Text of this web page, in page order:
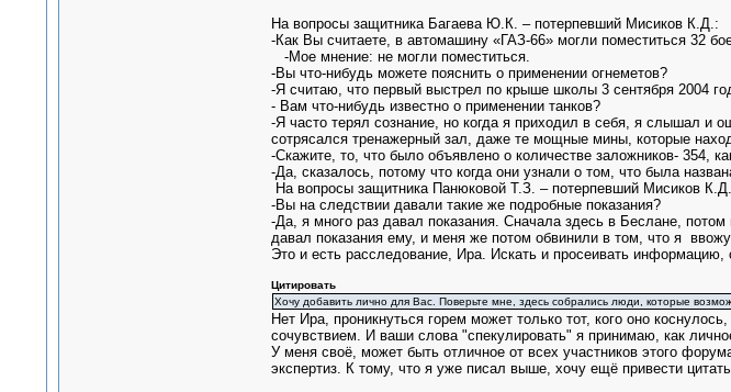
На вопросы защитника Багаева Ю.К. – потерпевший Мисиков К.Д.:
-Как Вы считаете, в автомашину «ГАЗ-66» могли поместиться 32
-Мое мнение: не могли поместиться.
-Вы что-нибудь можете пояснить о применении огнеметов?
-Я считаю, что первый выстрел по крыше школы 3 сентября 2004
- Вам что-нибудь известно о применении танков?
-Я часто терял сознание, но когда я приходил в себя, я слышал и
сотрясался тренажерный зал, даже те мощные мины, которые
-Скажите, то, что было объявлено о количестве заложников- 354,
-Да, сказалось, потому что когда они узнали о том, что была
На вопросы защитника Панюковой Т.З. – потерпевший Мисиков
-Вы на следствии давали такие же подробные показания?
-Да, я много раз давал показания. Сначала здесь в Беслане,
давал показания ему, и меня же потом обвинили в том, что я
Это и есть расследование, Ира. Искать и просеивать
Цитировать
Хочу добавить лично для Вас. Поверьте мне, здесь собрались люди, которые
Нет Ира, проникнуться горем может только тот, кого оно
сочувствием. И ваши слова "спекулировать" я принимаю, как
У меня своё, может быть отличное от всех участников этого
экспертиз. К тому, что я уже писал выше, хочу ещё привести